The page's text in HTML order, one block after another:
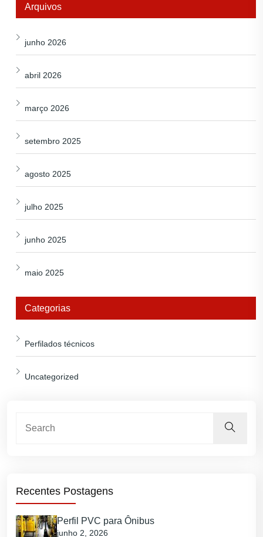
Arquivos
junho 2026
abril 2026
março 2026
setembro 2025
agosto 2025
julho 2025
junho 2025
maio 2025
Categorias
Perfilados técnicos
Uncategorized
Recentes Postagens
Perfil PVC para Ônibus
junho 2, 2026